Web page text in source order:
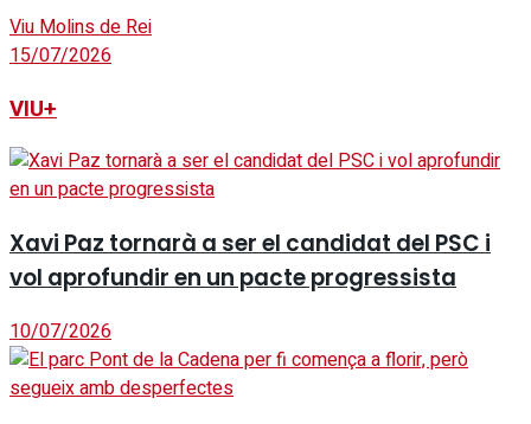
Viu Molins de Rei
15/07/2026
VIU+
Xavi Paz tornarà a ser el candidat del PSC i
vol aprofundir en un pacte progressista
10/07/2026